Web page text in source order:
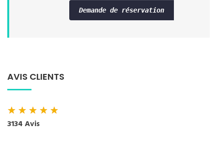
Demande de réservation
AVIS CLIENTS
★★★★★
3134 Avis